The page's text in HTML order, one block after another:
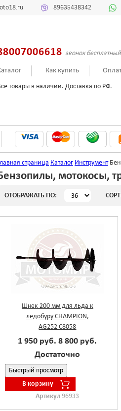
89635438342
звонок
Как купить
товары в наличии. Доставка по РФ.
страница Каталог Инструмент
мотокосы,
ОТОБРАЖАТЬ ПО:
Шнек 200 мм для льда к
ледобуру CHAMPION,
AG252 C8058
1 950 руб.8 800 руб.
Достаточно
Быстрый просмотр
В корзину
Артикул96933